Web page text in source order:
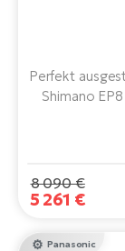
Perfekt
Shimano
einer
8 090 €
5 261 €
Panasonic